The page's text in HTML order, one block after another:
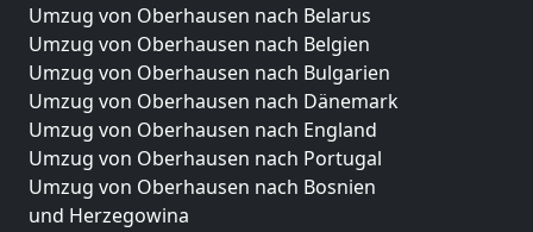
Umzug von Oberhausen nach Belarus
Umzug von Oberhausen nach Belgien
Umzug von Oberhausen nach Bulgarien
Umzug von Oberhausen nach Dänemark
Umzug von Oberhausen nach England
Umzug von Oberhausen nach Portugal
Umzug von Oberhausen nach Bosnien
und Herzegowina